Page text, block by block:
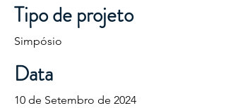
Tipo de projeto
Simpósio
Data
10 de Setembro de 2024